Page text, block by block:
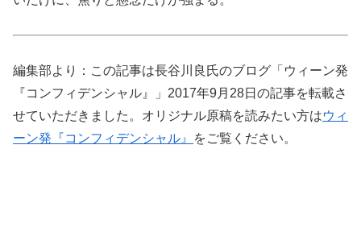
編集部より：この記事は長谷川良氏のブログ「ウィーン発
『コンフィデンシャル』」2017年9月28日の記事を転載さ
せていただきました。オリジナル原稿を読みたい方はウィ
ーン発『コンフィデンシャル』
をご覧ください。